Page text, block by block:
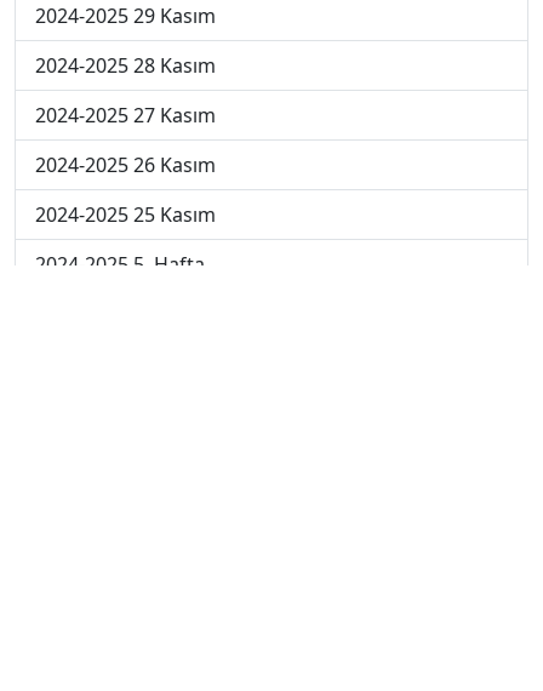
2024-2025 29 Kasım
2024-2025 28 Kasım
2024-2025 27 Kasım
2024-2025 26 Kasım
2024-2025 25 Kasım
2024-2025 5. Hafta